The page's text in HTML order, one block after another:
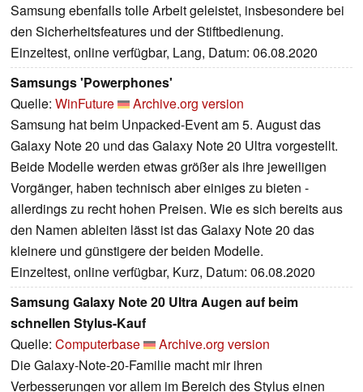
Samsung ebenfalls tolle Arbeit geleistet, insbesondere bei
den Sicherheitsfeatures und der Stiftbedienung.
Einzeltest, online verfügbar, Lang, Datum: 06.08.2020
Samsungs 'Powerphones'
Quelle: WinFuture
Archive.org version
Samsung hat beim Unpacked-Event am 5. August das
Galaxy Note 20 und das Galaxy Note 20 Ultra vorgestellt.
Beide Modelle werden etwas größer als ihre jeweiligen
Vorgänger, haben technisch aber einiges zu bieten -
allerdings zu recht hohen Preisen. Wie es sich bereits aus
den Namen ableiten lässt ist das Galaxy Note 20 das
kleinere und günstigere der beiden Modelle.
Einzeltest, online verfügbar, Kurz, Datum: 06.08.2020
Samsung Galaxy Note 20 Ultra Augen auf beim
schnellen Stylus-Kauf
Quelle: Computerbase
Archive.org version
Die Galaxy-Note-20-Familie macht mir ihren
Verbesserungen vor allem im Bereich des Stylus einen